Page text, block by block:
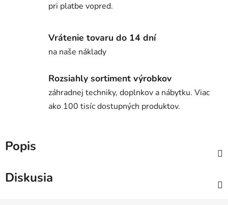
pri platbe vopred.
Vrátenie tovaru do 14 dní
na naše náklady
Rozsiahly sortiment výrobkov
záhradnej techniky, doplnkov a nábytku. Viac
ako 100 tisíc dostupných produktov.
Popis
Diskusia